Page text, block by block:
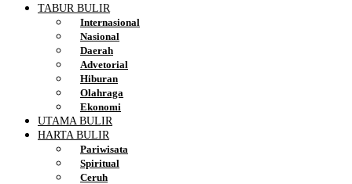
TABUR BULIR
Internasional
Nasional
Daerah
Advetorial
Hiburan
Olahraga
Ekonomi
UTAMA BULIR
HARTA BULIR
Pariwisata
Spiritual
Ceruh